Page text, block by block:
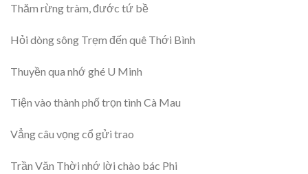
Thăm rừng tràm, đước tứ bề
Hỏi dòng sông Trẹm đến quê Thới Bình
Thuyền qua nhớ ghé U Minh
Tiện vào thành phố trọn tình Cà Mau
Vẳng câu vọng cổ gửi trao
Trần Văn Thời nhớ lời chào bác Phi